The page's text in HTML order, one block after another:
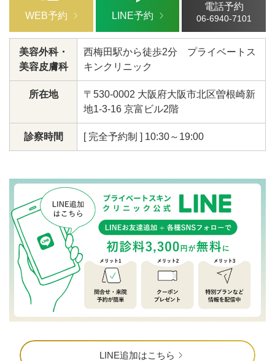
WEB予約 LINE予約
電話予約
06-6940-7101
美容外科・
美容皮膚科
西梅田駅から徒歩2分 プライベートス
キンクリニック
所在地
〒530-0002 大阪府大阪市北区曽根崎新
地1-3-16 京富ビル2階
診察時間 [ 完全予約制 ] 10:30～19:00
LINE追加はこちら